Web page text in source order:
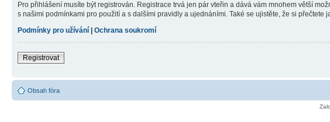
Pro přihlášení musíte být registrován. Registrace trvá jen pár vteřin a dává vám mnohem větší
s našimi podmínkami pro použití a s dalšími pravidly a ujednáními. Také se ujistěte, že si přečtete
Podmínky pro užívání
Ochrana soukromí
Registrovat
Obsah fóra